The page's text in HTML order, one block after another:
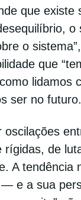
que
o
que
ser no futuro.
de
A tendência
e a sua